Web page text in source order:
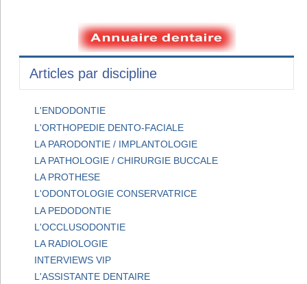
Articles par discipline
L'ENDODONTIE
L'ORTHOPEDIE DENTO-FACIALE
LA PARODONTIE / IMPLANTOLOGIE
LA PATHOLOGIE / CHIRURGIE BUCCALE
LA PROTHESE
L'ODONTOLOGIE CONSERVATRICE
LA PEDODONTIE
L'OCCLUSODONTIE
LA RADIOLOGIE
INTERVIEWS VIP
L'ASSISTANTE DENTAIRE